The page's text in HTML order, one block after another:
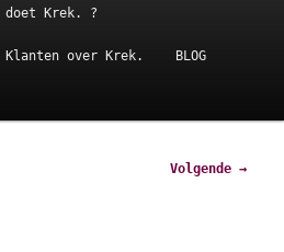
doet Krek. ?
Klanten over Krek. BLOG
Volgende →